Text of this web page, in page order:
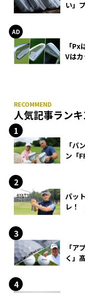
い」
「
Vは
人気記事ラン
「バ
ン「
パッ
レ！
「ア
く」